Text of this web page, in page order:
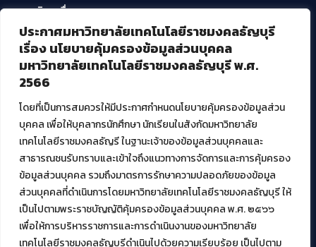
ประกาศมหาวิทยาลัยเทคโนโลยีราชมงคลธัญบุรี
เรื่อง นโยบายคุ้มครองข้อมูลส่วนบุคคล
มหาวิทยาลัยเทคโนโลยีราชมงคลธัญบุรี พ.ศ.
2566
โดยที่เป็นการสมควรให้มีประกาศกำหนดนโยบายคุ้มครองข้อมูลส่วน
บุคคล เพื่อให้บุคลากรนักศึกษา นักเรียนในสังกัดมหาวิทยาลัย
เทคโนโลยีราชมงคลธัญรี ในฐานะเจ้าของข้อมูลส่วนบุคคลและ
สาธารณชนรับทราบและเข้าใจถึงแนวทางการจัดการและการคุ้มครอง
ข้อมูลส่วนบุคคล รวมถึงมาตรการรักษาความปลอดภัยของข้อมูล
ส่วนบุคคลที่ดำเนินการโดยมหาวิทยาลัยเทคโนโลยีราชมงคลธัญบุรี ให้
เป็นไปตามพระราชบัญญัติคุ้มครองข้อมูลส่วนบุคคล พ.ศ. ๒๕๖๖
เพื่อให้การบริหารราชการและการดำเนินงานของมหาวิทยาลัย
เทคโนโลยีราชมงคลธัญบุรีดำเนินไปด้วยความเรียบร้อย เป็นไปตาม
บริการอื่นๆ ของ สวส.
ศูนย์สื่อดิจิทัล
ศูนย์นวัตกรรมและความรู้
ศูนย์พัฒนาและบริการนวัตกรรมดิจิทัล
สมัยใหม่ (MoSeC)
งานบริการวิชาการให้กับหน่วยงานภายนอก
โครงการส่งเสริมและพัฒนาผู้ประกอบการ SME โดย. มทร.ธัญบุรี
กิจกรรมการเชื่อมโยงเครือข่ายผู้ให้บริการเครื่องจักรกลทางการ
เกษตร ภายใต้โครงการส่งเสริมการรแปรรูปสินค้าเกษตรระดับชุมชน
กรมส่งเสริมอุตสาหกรรม
โครงการยกระดับเศรษฐกิจและสังคมรายตำบลแบบบูรณาการ (1
ตำบล 1 มหาวิทยาลัย)